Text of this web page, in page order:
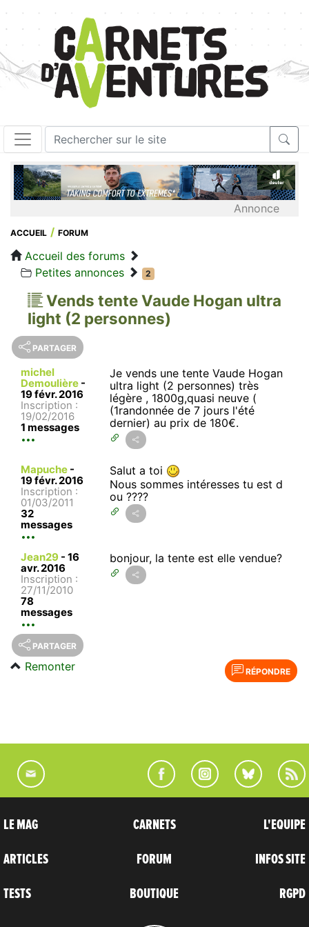
Annonce
ACCUEIL FORUM
Accueil des forums
Petites annonces
2
Vends tente Vaude Hogan ultra
light (2 personnes)
PARTAGER
michel
Demoulière -
19 févr. 2016
Inscription :
19/02/2016
1 messages
Je vends une tente Vaude Hogan
ultra light (2 personnes) très
légère , 1800g,quasi neuve (
(1randonnée de 7 jours l'été
dernier) au prix de 180€.
Mapuche -
19 févr. 2016
Inscription :
01/03/2011
32
messages
Salut a toi
Nous sommes intéresses tu est d
ou ????
Jean29 - 16
avr. 2016
Inscription :
27/11/2010
78
messages
bonjour, la tente est elle vendue?
PARTAGER
RÉPONDRE
Remonter
LE MAG
ARTICLES
TESTS
CARNETS
FORUM
BOUTIQUE
L'EQUIPE
INFOS SITE
RGPD